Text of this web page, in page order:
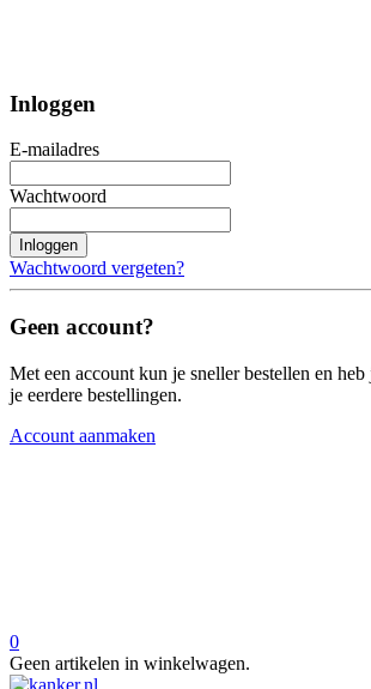
Inloggen
E-mailadres
Wachtwoord
Inloggen
Wachtwoord vergeten?
Geen account?
Met een account kun je sneller bestellen en
je eerdere bestellingen.
Account aanmaken
0
Geen artikelen in winkelwagen.